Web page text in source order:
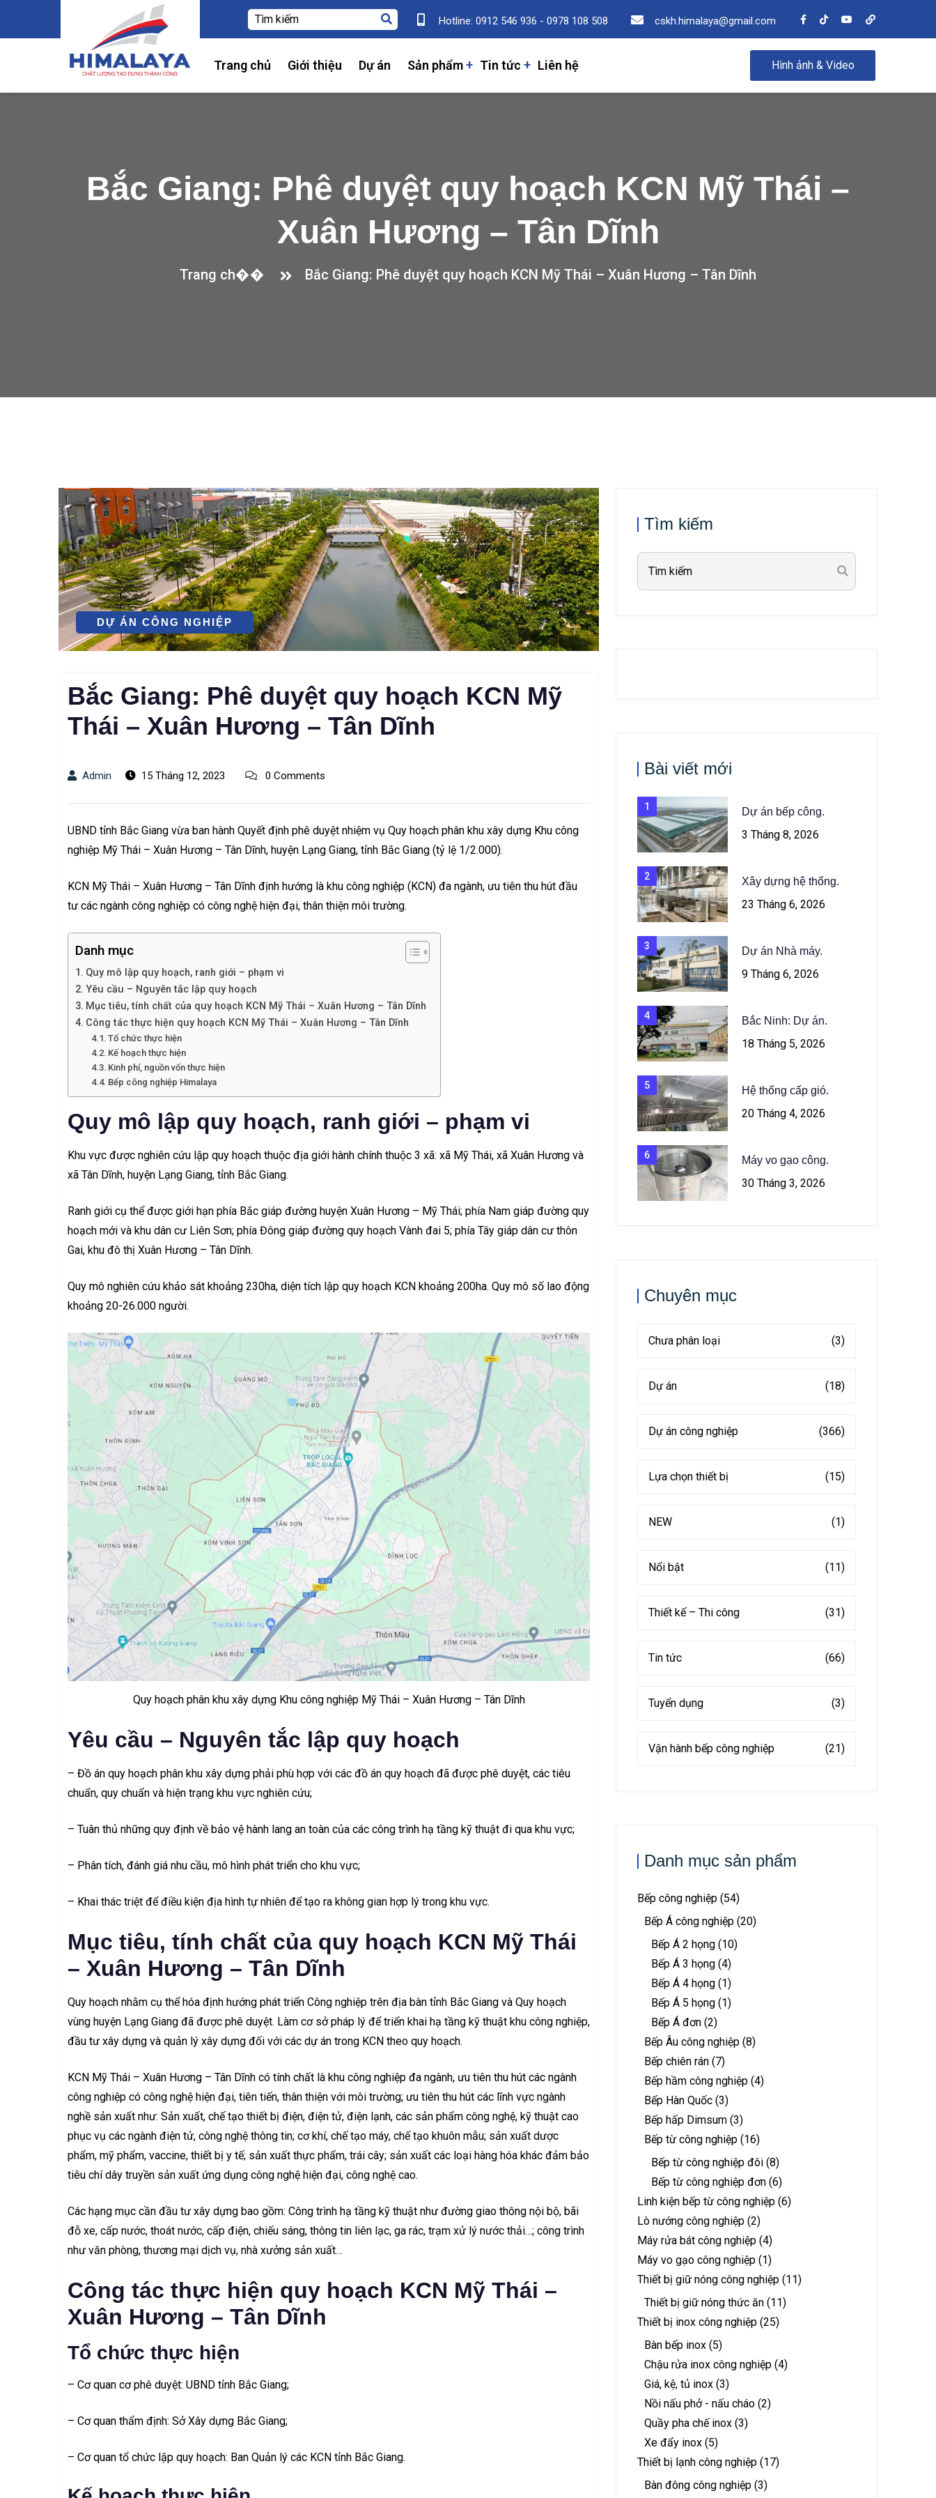
Hotline: 0912 546 936 - 0978 108 508 cskh.himalaya@gmail.com
Trang chủ Giới thiệu Dự án Sản phẩm Tin tức Liên hệ Hình ảnh & Video
Bắc Giang: Phê duyệt quy hoạch KCN Mỹ Thái –
Xuân Hương – Tân Dĩnh
Trang ch�� Bắc Giang: Phê duyệt quy hoạch KCN Mỹ Thái – Xuân Hương – Tân Dĩnh
DỰ ÁN CÔNG NGHIỆP
Bắc Giang: Phê duyệt quy hoạch KCN Mỹ
Thái – Xuân Hương – Tân Dĩnh
Admin 15 Tháng 12, 2023 0 Comments
UBND tỉnh Bắc Giang vừa ban hành Quyết định phê duyệt nhiệm vụ Quy hoạch phân khu xây dựng Khu công
nghiệp Mỹ Thái – Xuân Hương – Tân Dĩnh, huyện Lạng Giang, tỉnh Bắc Giang (tỷ lệ 1/2.000).
KCN Mỹ Thái – Xuân Hương – Tân Dĩnh định hướng là khu công nghiệp (KCN) đa ngành, ưu tiên thu hút đầu
tư các ngành công nghiệp có công nghệ hiện đại, thân thiện môi trường.
Danh mục
Quy mô lập quy hoạch, ranh giới – phạm vi
Yêu cầu – Nguyên tắc lập quy hoạch
Mục tiêu, tính chất của quy hoạch KCN Mỹ Thái – Xuân Hương – Tân Dĩnh
Công tác thực hiện quy hoạch KCN Mỹ Thái – Xuân Hương – Tân Dĩnh
Tổ chức thực hiện
Kế hoạch thực hiện
Kinh phí, nguồn vốn thực hiện
Bếp công nghiệp Himalaya
Quy mô lập quy hoạch, ranh giới – phạm vi
Khu vực được nghiên cứu lập quy hoạch thuộc địa giới hành chính thuộc 3 xã: xã Mỹ Thái, xã Xuân Hương và
xã Tân Dĩnh, huyện Lạng Giang, tỉnh Bắc Giang.
Ranh giới cụ thể được giới hạn phía Bắc giáp đường huyện Xuân Hương – Mỹ Thái; phía Nam giáp đường quy
hoạch mới và khu dân cư Liên Sơn; phía Đông giáp đường quy hoạch Vành đai 5; phía Tây giáp dân cư thôn
Gai, khu đô thị Xuân Hương – Tân Dĩnh.
Quy mô nghiên cứu khảo sát khoảng 230ha, diện tích lập quy hoạch KCN khoảng 200ha. Quy mô số lao động
khoảng 20-26.000 người.
Quy hoạch phân khu xây dựng Khu công nghiệp Mỹ Thái – Xuân Hương – Tân Dĩnh
Yêu cầu – Nguyên tắc lập quy hoạch
– Đồ án quy hoạch phân khu xây dựng phải phù hợp với các đồ án quy hoạch đã được phê duyệt, các tiêu
chuẩn, quy chuẩn và hiện trạng khu vực nghiên cứu;
– Tuân thủ những quy định về bảo vệ hành lang an toàn của các công trình hạ tầng kỹ thuật đi qua khu vực;
– Phân tích, đánh giá nhu cầu, mô hình phát triển cho khu vực;
– Khai thác triệt để điều kiện địa hình tự nhiên để tạo ra không gian hợp lý trong khu vực.
Mục tiêu, tính chất của quy hoạch KCN Mỹ Thái
– Xuân Hương – Tân Dĩnh
Quy hoạch nhằm cụ thể hóa định hướng phát triển Công nghiệp trên địa bàn tỉnh Bắc Giang và Quy hoạch
vùng huyện Lạng Giang đã được phê duyệt. Làm cơ sở pháp lý để triển khai hạ tầng kỹ thuật khu công nghiệp,
đầu tư xây dựng và quản lý xây dựng đối với các dự án trong KCN theo quy hoạch.
KCN Mỹ Thái – Xuân Hương – Tân Dĩnh có tính chất là khu công nghiệp đa ngành, ưu tiên thu hút các ngành
công nghiệp có công nghệ hiện đại, tiên tiến, thân thiện với môi trường; ưu tiên thu hút các lĩnh vực ngành
nghề sản xuất như: Sản xuất, chế tạo thiết bị điện, điện tử, điện lạnh, các sản phẩm công nghệ, kỹ thuật cao
phục vụ các ngành điện tử, công nghệ thông tin; cơ khí, chế tạo máy, chế tạo khuôn mẫu; sản xuất dược
phẩm, mỹ phẩm, vaccine, thiết bị y tế; sản xuất thực phẩm, trái cây; sản xuất các loại hàng hóa khác đảm bảo
tiêu chí dây truyền sản xuất ứng dụng công nghệ hiện đại, công nghệ cao.
Các hạng mục cần đầu tư xây dựng bao gồm: Công trình hạ tầng kỹ thuật như đường giao thông nội bộ, bãi
đỗ xe, cấp nước, thoát nước, cấp điện, chiếu sáng, thông tin liên lạc, ga rác, trạm xử lý nước thải…; công trình
như văn phòng, thương mại dịch vụ, nhà xưởng sản xuất…
Công tác thực hiện quy hoạch KCN Mỹ Thái –
Xuân Hương – Tân Dĩnh
Tổ chức thực hiện
– Cơ quan cơ phê duyệt: UBND tỉnh Bắc Giang;
– Cơ quan thẩm định: Sở Xây dựng Bắc Giang;
– Cơ quan tổ chức lập quy hoạch: Ban Quản lý các KCN tỉnh Bắc Giang.
Tìm kiếm
Bài viết mới
1 Dự án bếp công.
3 Tháng 8, 2026
2 Xây dựng hệ thống.
23 Tháng 6, 2026
3 Dự án Nhà máy.
9 Tháng 6, 2026
4 Bắc Ninh: Dự án.
18 Tháng 5, 2026
5 Hệ thống cấp gió.
20 Tháng 4, 2026
6 Máy vo gạo công.
30 Tháng 3, 2026
Chuyên mục
Chưa phân loại (3)
Dự án (18)
Dự án công nghiệp (366)
Lựa chọn thiết bị (15)
NEW (1)
Nổi bật (11)
Thiết kế – Thi công (31)
Tin tức (66)
Tuyển dụng (3)
Vận hành bếp công nghiệp (21)
Danh mục sản phẩm
Bếp công nghiệp (54)
Bếp Á công nghiệp (20)
Bếp Á 2 họng (10)
Bếp Á 3 họng (4)
Bếp Á 4 họng (1)
Bếp Á 5 họng (1)
Bếp Á đơn (2)
Bếp Âu công nghiệp (8)
Bếp chiên rán (7)
Bếp hầm công nghiệp (4)
Bếp Hàn Quốc (3)
Bếp hấp Dimsum (3)
Bếp từ công nghiệp (16)
Bếp từ công nghiệp đôi (8)
Bếp từ công nghiệp đơn (6)
Linh kiện bếp từ công nghiệp (6)
Lò nướng công nghiệp (2)
Máy rửa bát công nghiệp (4)
Máy vo gạo công nghiệp (1)
Thiết bị giữ nóng công nghiệp (11)
Thiết bị giữ nóng thức ăn (11)
Thiết bị inox công nghiệp (25)
Bàn bếp inox (5)
Chậu rửa inox công nghiệp (4)
Giá, kệ, tủ inox (3)
Nồi nấu phở - nấu cháo (2)
Quầy pha chế inox (3)
Xe đẩy inox (5)
Thiết bị lạnh công nghiệp (17)
Bàn đông công nghiệp (3)